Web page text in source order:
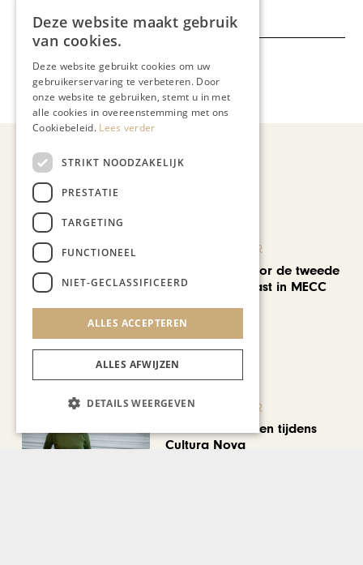
Meer artikelen over:
Geen onderdeel van een categorie
Recent nieuws
KUNST & CULTUUR
EuropArtFair voor de tweede
keer op rij te gast in MECC
KUNST & CULTUUR
Wereldse beelden tijdens
Cultura Nova
Deze website maakt gebruik
van cookies.
Deze website gebruikt cookies om uw
gebruikerservaring te verbeteren. Door
onze website te gebruiken, stemt u in met
alle cookies in overeenstemming met ons
Cookiebeleid. Lees verder
STRIKT NOODZAKELIJK
PRESTATIE
TARGETING
FUNCTIONEEL
NIET-GECLASSIFICEERD
ALLES ACCEPTEREN
ALLES AFWIJZEN
DETAILS WEERGEVEN